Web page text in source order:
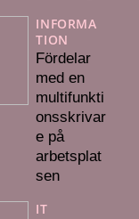
INFORMA
TION
Fördelar
med en
multifunkti
onsskrivar
e på
arbetsplat
sen
IT